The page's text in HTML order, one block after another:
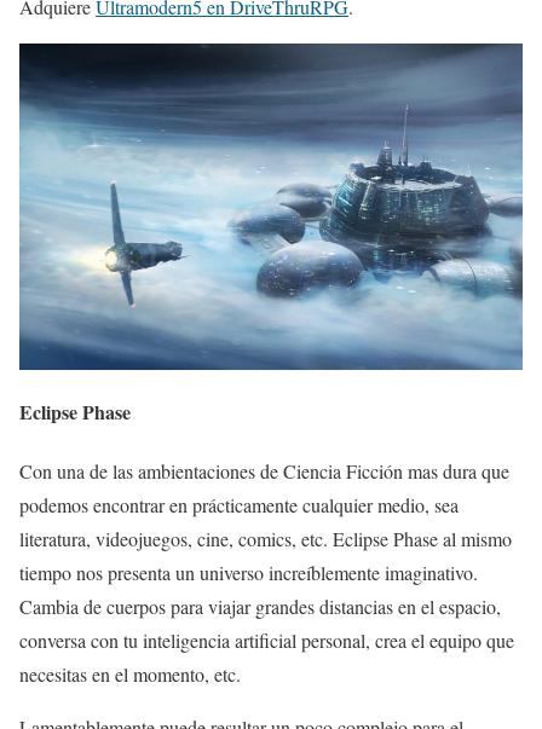
AdquiereUltramodern5 en DriveThruRPG.
Eclipse Phase
Con una de las ambientaciones de Ciencia Ficción mas dura que
podemos encontrar en prácticamente cualquier medio, sea
literatura, videojuegos, cine, comics, etc. Eclipse Phase al mismo
tiempo nos presenta un universo increíblemente imaginativo.
Cambia de cuerpos para viajar grandes distancias en el espacio,
conversa con tu inteligencia artificial personal, crea el equipo que
necesitas en el momento, etc.